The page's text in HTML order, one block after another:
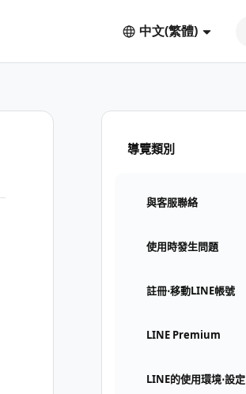
中文(繁體)
導覽類別
與客服聯絡
使用時發生問題
註冊⋅移動LINE帳號
LINE Premium
LINE的使用環境⋅設定